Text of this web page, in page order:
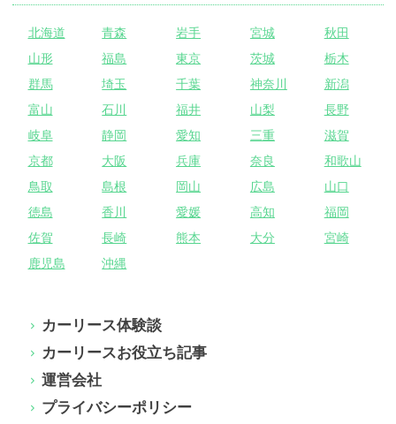
北海道 青森 岩手 宮城
秋田
山形
福島 東京 茨城
栃木
群馬
埼玉 千葉 神奈川
新潟
富山
石川 福井 山梨
長野
岐阜
静岡 愛知 三重
滋賀
京都
大阪 兵庫 奈良
和歌山
鳥取
島根 岡山 広島
山口
徳島
香川 愛媛 高知
福岡
佐賀
長崎 熊本 大分
宮崎
鹿児島
沖縄
カーリース体験談
カーリースお役立ち記事
運営会社
プライバシーポリシー